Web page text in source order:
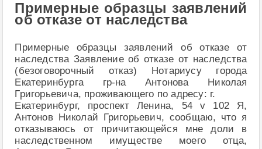
Примерные образцы заявлений
об отказе от наследства
Примерные образцы заявлений об отказе от
наследства Заявление об отказе от наследства
(безоговорочный отказ) Нотариусу города
Екатеринбурга гр-на Антонова Николая
Григорьевича, проживающего по адресу: г.
Екатеринбург, проспект Ленина, 54 v 102 Я,
Антонов Николай Григорьевич, сообщаю, что я
отказываюсь от причитающейся мне доли в
наследственном имуществе моего отца,